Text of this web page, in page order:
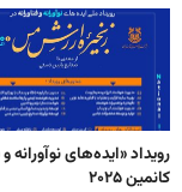
رویداد «ایده‌های
کانمین ۲۰۲۵